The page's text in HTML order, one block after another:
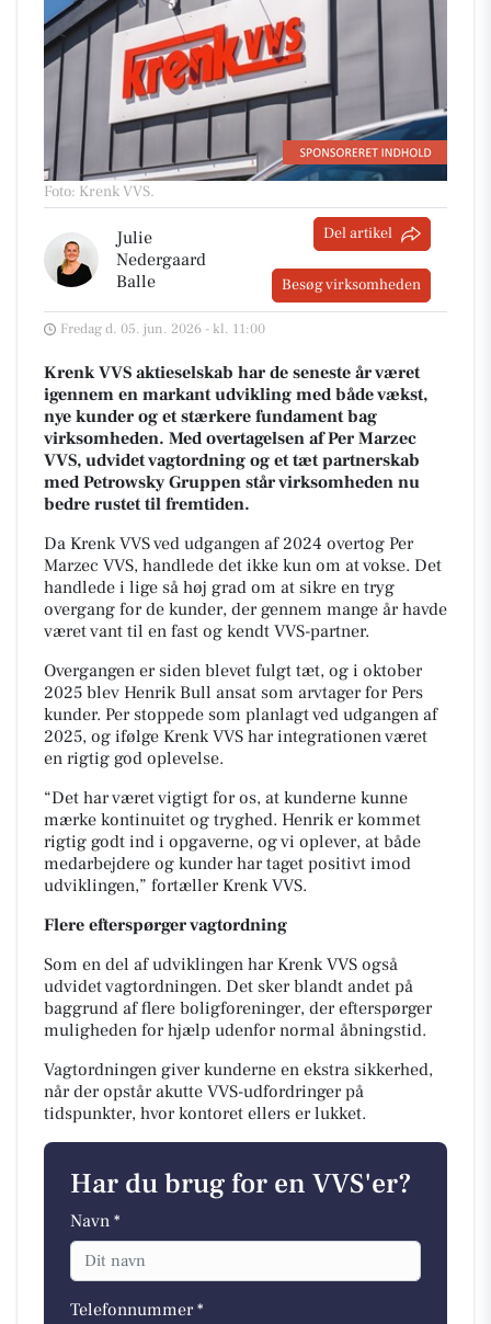
Foto: Krenk VVS.
Julie
Nedergaard
Balle
Del artikel
Besøg virksomheden
Fredag d. 05. jun. 2026 - kl. 11:00
Krenk VVS aktieselskab har de seneste år været
igennem en markant udvikling med både vækst,
nye kunder og et stærkere fundament bag
virksomheden. Med overtagelsen af Per Marzec
VVS, udvidet vagtordning og et tæt partnerskab
med Petrowsky Gruppen står virksomheden nu
bedre rustet til fremtiden.
Da Krenk VVS ved udgangen af 2024 overtog Per
Marzec VVS, handlede det ikke kun om at vokse. Det
handlede i lige så høj grad om at sikre en tryg
overgang for de kunder, der gennem mange år havde
været vant til en fast og kendt VVS-partner.
Overgangen er siden blevet fulgt tæt, og i oktober
2025 blev Henrik Bull ansat som arvtager for Pers
kunder. Per stoppede som planlagt ved udgangen af
2025, og ifølge Krenk VVS har integrationen været
en rigtig god oplevelse.
“Det har været vigtigt for os, at kunderne kunne
mærke kontinuitet og tryghed. Henrik er kommet
rigtig godt ind i opgaverne, og vi oplever, at både
medarbejdere og kunder har taget positivt imod
udviklingen,” fortæller Krenk VVS.
Flere efterspørger vagtordning
Som en del af udviklingen har Krenk VVS også
udvidet vagtordningen. Det sker blandt andet på
baggrund af flere boligforeninger, der efterspørger
muligheden for hjælp udenfor normal åbningstid.
Vagtordningen giver kunderne en ekstra sikkerhed,
når der opstår akutte VVS-udfordringer på
tidspunkter, hvor kontoret ellers er lukket.
Har du brug for en VVS'er?
Navn *
Telefonnummer *